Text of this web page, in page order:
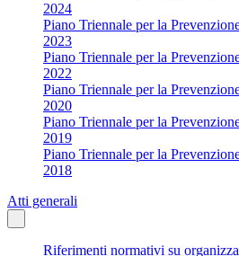
2024
Piano Triennale per la
2023
Piano Triennale per la
2022
Piano Triennale per la
2020
Piano Triennale per la
2019
Piano Triennale per la
2018
Atti generali
Riferimenti normativi su